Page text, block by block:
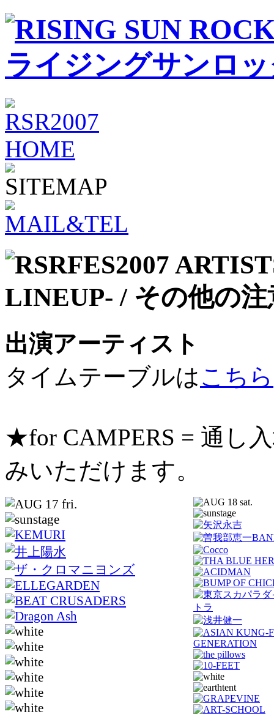
出演アーティスト
タイムテーブルはこちら
★for CAMPERS = 通し
みいただけます。